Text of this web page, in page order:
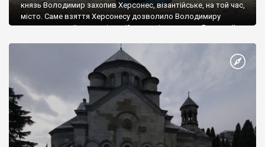
князь Володимир захопив Херсонес, візантійське, на той час,
місто. Саме взяття Херсонесу дозволило Володимиру
диктувати свої умови візантійському імператору Василю ІІ, та
Херсонесі Володимир-язичник, став Василем-християнином.
А потім було Хрещення Русі. На честь Херсонесу Таврійського